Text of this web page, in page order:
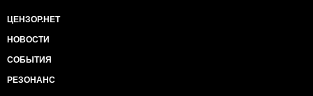
ЦЕНЗОР.НЕТ
НОВОСТИ
СОБЫТИЯ
РЕЗОНАНС